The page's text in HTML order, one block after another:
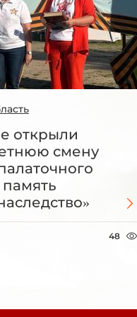
открыли
смену
48